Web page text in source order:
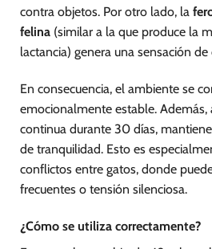
contra objetos. Por otro lado, la
felina (similar a la que produce la
lactancia) genera una sensación
En consecuencia, el ambiente se
emocionalmente estable.
continua durante 30 días,
de tranquilidad. Esto es
conflictos entre gatos, donde
frecuentes o tensión silenciosa.
¿Cómo se utiliza correctamente?